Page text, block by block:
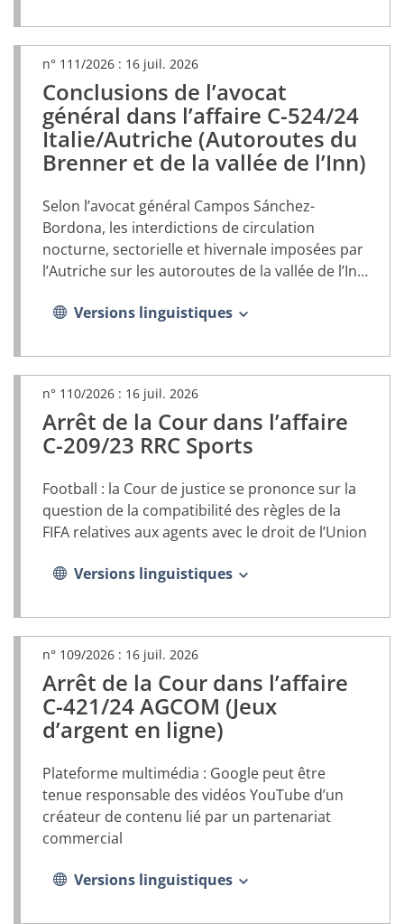
n° 111/2026 : 16 juil. 2026
Conclusions de l’avocat
général dans l’affaire C-524/24
Italie/Autriche (Autoroutes du
Brenner et de la vallée de l’Inn)
(document
PDF,
s’ouvrira
dans
un
onglet)
Selon l’avocat général Campos Sánchez-
Bordona, les interdictions de circulation
nocturne, sectorielle et hivernale imposées par
l’Autriche sur les autoroutes de la vallée de l’Inn
droit de l’Union
Versions linguistiques
n° 110/2026 : 16 juil. 2026
Arrêt de la Cour dans l’affaire
C-209/23 RRC Sports
(document
PDF,
s’ouvrira
un
nouvel
onglet)
Football : la Cour de justice se prononce sur la
question de la compatibilité des règles de la
FIFA relatives aux agents avec le droit de l’Union
Versions linguistiques
n° 109/2026 : 16 juil. 2026
Arrêt de la Cour dans l’affaire
C-421/24 AGCOM (Jeux
d’argent en ligne)
(document
PDF,
s’ouvrira
dans
nouvel
onglet)
Plateforme multimédia : Google peut être
tenue responsable des vidéos YouTube d’un
créateur de contenu lié par un partenariat
commercial
Versions linguistiques